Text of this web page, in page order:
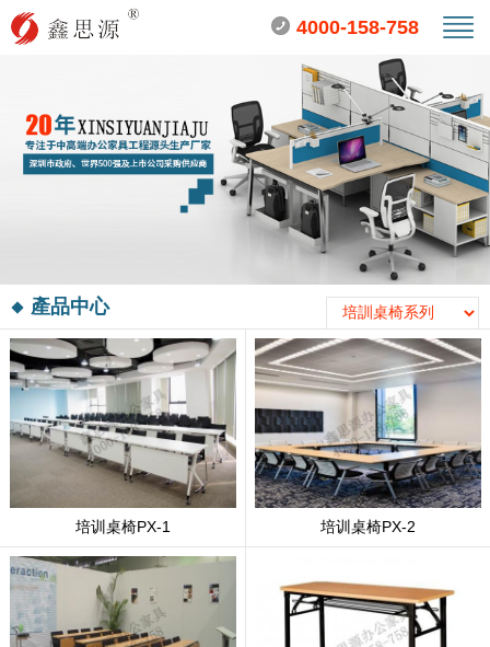
4000-158-758
產品中心
培训桌椅PX-1 培训桌椅PX-2